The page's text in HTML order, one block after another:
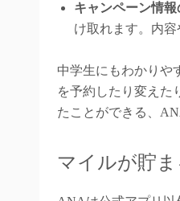
キャンペーン情報
け取れます。内容
中学生にもわかりや
を予約したり変えた
たことができる、
マイルが貯